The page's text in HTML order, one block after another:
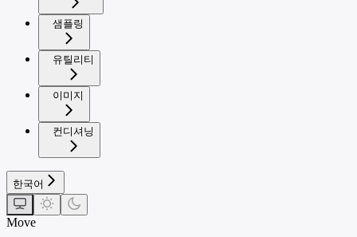
샘플링
유틸리티
이미지
컨디셔닝
한국어
Move